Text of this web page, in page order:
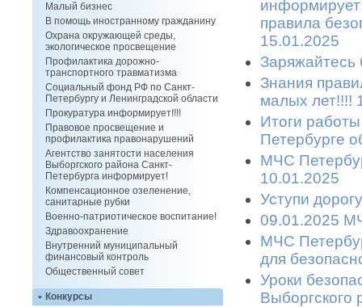
Малый бизнес
В помощь иностранному гражданину
Охрана окружающей среды,
экологическое просвещение
Профилактика дорожно-
транспортного травматизма
Социальный фонд РФ по Санкт-
Петербургу и Ленинградской области
Прокуратура информирует!!!!
Правовое просвещение и
профилактика правонарушений
Агентство занятости населения
Выборгского района Санкт-
Петербурга информирует!
Компенсационное озеленение,
санитарные рубки
Военно-патриотическое воспитание!
Здравоохранение
Внутренний муниципальный
финансовый контроль
Общественный совет
Конкурсы
правила
15.01.2025
Заряжайтесь
Знания
малых лет!!!!
Итоги
Петербурге
МЧС
10.01.2025
Уступи
09.01.2025
МЧС
для
Уроки
Выборгского